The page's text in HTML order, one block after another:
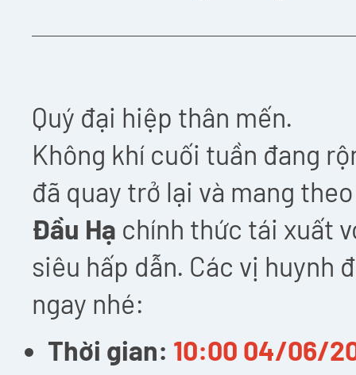
Quý đại hiệp thân mến.
Không khí cuối tuần đang
đã quay trở lại và mang
Đầu Hạ chính thức tái xuất
siêu hấp dẫn. Các vị huynh
ngay nhé:
Thời gian: 10:00 04/06/